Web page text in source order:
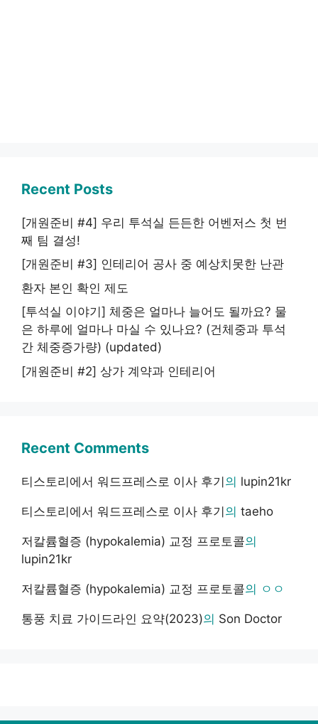
Recent Posts
[개원준비 #4] 우리 투석실 든든한 어벤저스 첫 번
째 팀 결성!
[개원준비 #3] 인테리어 공사 중 예상치못한 난관
환자 본인 확인 제도
[투석실 이야기] 체중은 얼마나 늘어도 될까요? 물
은 하루에 얼마나 마실 수 있나요? (건체중과 투석
간 체중증가량) (updated)
[개원준비 #2] 상가 계약과 인테리어
Recent Comments
티스토리에서 워드프레스로 이사 후기의 lupin21kr
티스토리에서 워드프레스로 이사 후기의 taeho
저칼륨혈증 (hypokalemia) 교정 프로토콜의
lupin21kr
저칼륨혈증 (hypokalemia) 교정 프로토콜의 ㅇㅇ
통풍 치료 가이드라인 요약(2023)의 Son Doctor